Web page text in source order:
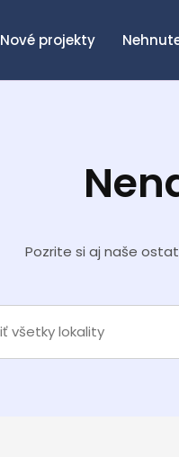
Nové projekty
Pozrite si aj naše